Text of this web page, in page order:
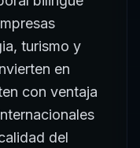
turismo y
en
con ventaja
del